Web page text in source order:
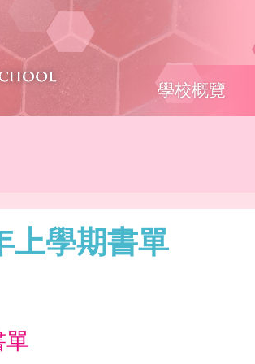
Main
navigation
學校概覽
上學期書單
單